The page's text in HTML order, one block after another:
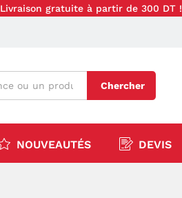
Livraison gratuite à partir de 300 DT !
Chercher
NOUVEAUTÉS DEVIS